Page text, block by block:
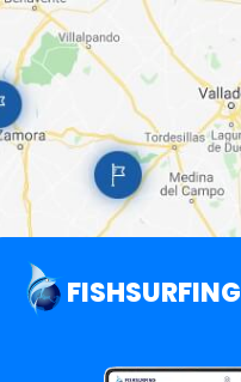
FISHSURFING